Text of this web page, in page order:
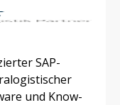
SAP-
und Know-